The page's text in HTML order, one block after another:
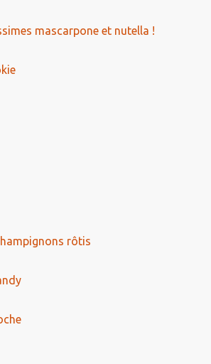
mascarpone et nutella !
rôtis